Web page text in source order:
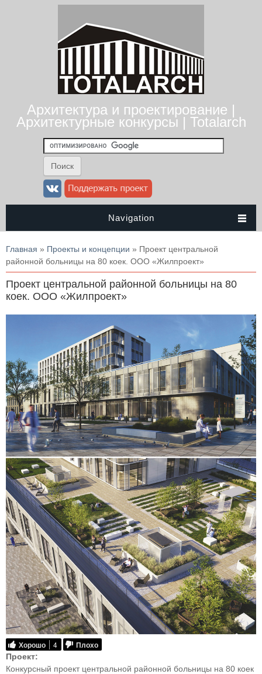
Архитектура и проектирование |
Архитектурные конкурсы | Totalarch
Navigation
Вы здесь
Главная » Проекты и концепции » Проект центральной
районной больницы на 80 коек. ООО «Жилпроект»
Проект центральной районной больницы на 80
коек. ООО «Жилпроект»
Хорошо 4 Плохо
Проект:
Конкурсный проект центральной районной больницы на 80 коек